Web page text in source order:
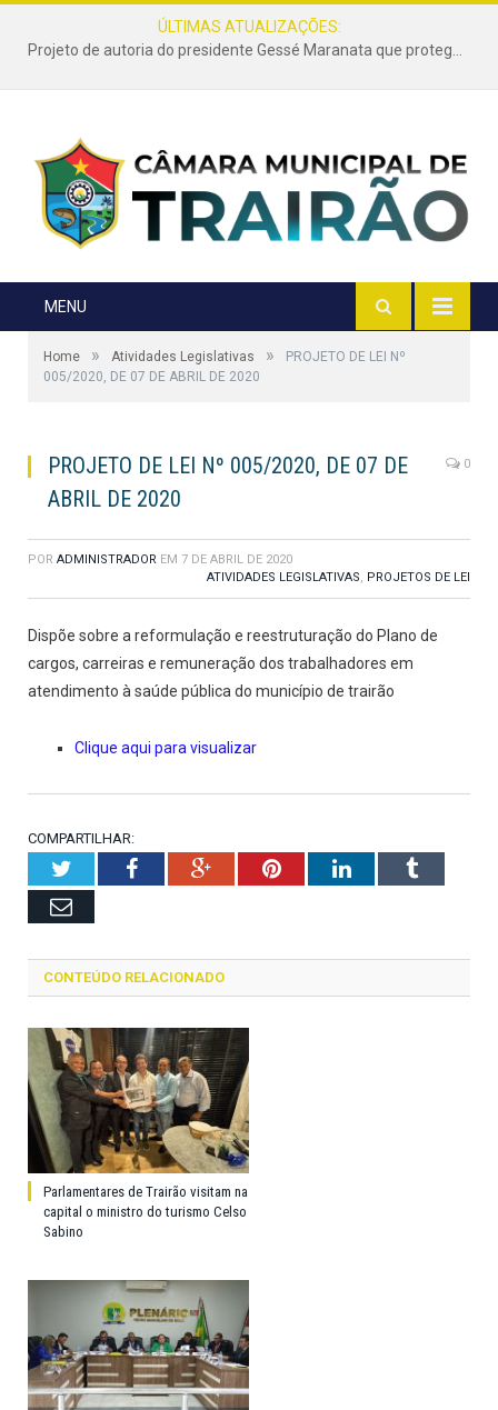
ÚLTIMAS ATUALIZAÇÕES:
Projeto de autoria do presidente Gessé Maranata que protege as estradas vicinais de Trairão é transformado em lei
MENU
Home » Atividades Legislativas »
PROJETO DE LEI Nº
005/2020, DE 07 DE ABRIL DE 2020
PROJETO DE LEI Nº 005/2020, DE 07 DE
ABRIL DE 2020
0
POR ADMINISTRADOR EM 7 DE ABRIL DE 2020
ATIVIDADES LEGISLATIVAS, PROJETOS DE LEI
Dispõe sobre a reformulação e reestruturação do Plano de
cargos, carreiras e remuneração dos trabalhadores em
atendimento à saúde pública do município de trairão
Clique aqui para visualizar
COMPARTILHAR:
TwitterFacebookGoogle+PinterestLinkedInTumblr
Email
CONTEÚDO RELACIONADO
Parlamentares de Trairão visitam na
capital o ministro do turismo Celso
Sabino